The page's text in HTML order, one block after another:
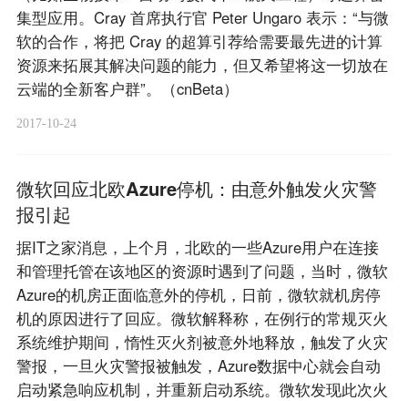
集型应用。Cray 首席执行官 Peter Ungaro 表示：“与微
软的合作，将把 Cray 的超算引荐给需要最先进的计算
资源来拓展其解决问题的能力，但又希望将这一切放在
云端的全新客户群”。（cnBeta）
2017-10-24
微软回应北欧Azure停机：由意外触发火灾警
报引起
据IT之家消息，上个月，北欧的一些Azure用户在连接
和管理托管在该地区的资源时遇到了问题，当时，微软
Azure的机房正面临意外的停机，日前，微软就机房停
机的原因进行了回应。微软解释称，在例行的常规灭火
系统维护期间，惰性灭火剂被意外地释放，触发了火灾
警报，一旦火灾警报被触发，Azure数据中心就会自动
启动紧急响应机制，并重新启动系统。微软发现此次火